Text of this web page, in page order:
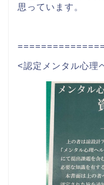
思っています。
<認定メンタル心理